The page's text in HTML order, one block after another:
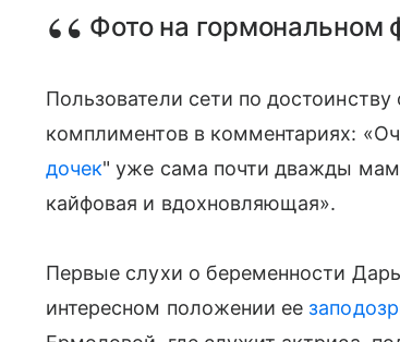
Фото на гормональном
Пользователи сети по
комплиментов в комментариях:
дочек" уже сама почти дважды
кайфовая и вдохновляющая».
Первые слухи о беременности
интересном положении ее